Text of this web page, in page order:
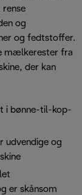
rense
og
og fedtstoffer.
mælkerester fra
der kan
i bønne-til-kop-
udvendige og
er skånsom